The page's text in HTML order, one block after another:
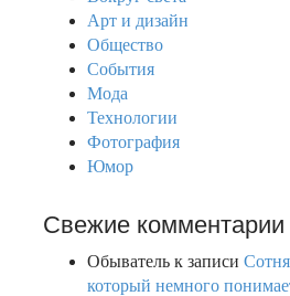
Арт и дизайн
Общество
События
Мода
Технологии
Фотография
Юмор
Свежие комментарии
Обыватель к записи
который немного